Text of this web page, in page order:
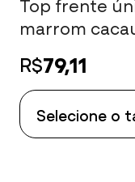
marrom
R$79,11
Selecione o